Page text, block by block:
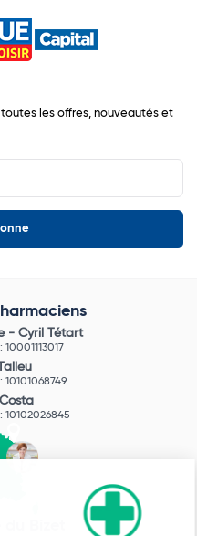
les offres, nouveautés et
- Cyril Tétart
10001113017
: 10101068749
: 10102026845
Bizet